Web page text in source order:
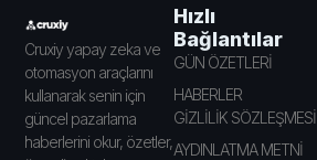
Cruxiy yapay zeka ve
otomasyon araçlarını
kullanarak senin için
güncel pazarlama
haberlerini okur, özetler,
Hızlı
Bağlantılar
GÜN ÖZETLERİ
HABERLER
GİZLİLİK SÖZLEŞMESİ
AYDINLATMA METNİ